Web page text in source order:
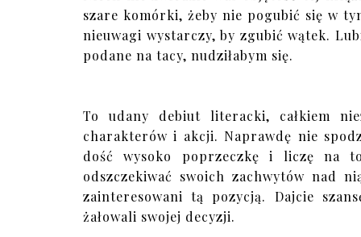
szare komórki, żeby nie pogubić się w
nieuwagi wystarczy, by zgubić wątek.
podane na tacy, nudziłabym się.
To udany debiut literacki, całkiem
charakterów i akcji. Naprawdę nie
dość wysoko poprzeczkę i liczę na
odszczekiwać swoich zachwytów nad
zainteresowani tą pozycją. Dajcie
żałowali swojej decyzji.